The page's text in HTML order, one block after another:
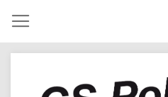
Zum
Inhalt
springen